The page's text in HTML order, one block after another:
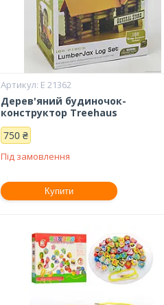
Е 21362
Дерев'яний будиночок-
конструктор Treehaus
750 ₴
Під замовлення
Купити